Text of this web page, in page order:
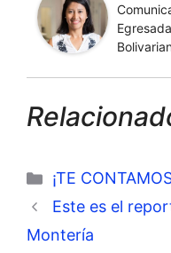
Categorías
¡TE
Este es el
Montería